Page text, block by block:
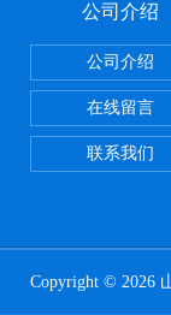
公司介绍
公司介绍
在线留言
联系我们
Copyright © 2026